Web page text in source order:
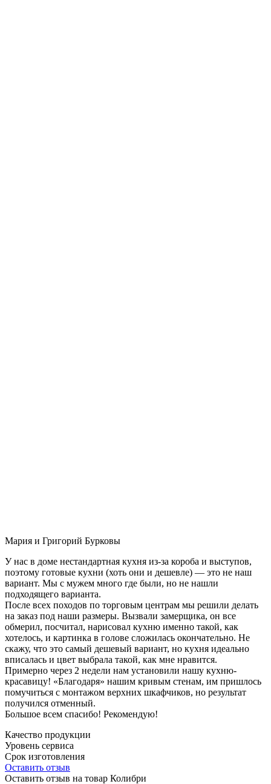
Мария и Григорий Бурковы
У нас в доме нестандартная кухня из-за короба и выступов,
поэтому готовые кухни (хоть они и дешевле) — это не наш
вариант. Мы с мужем много где были, но не нашли
подходящего варианта.
После всех походов по торговым центрам мы решили делать
на заказ под наши размеры. Вызвали замерщика, он все
обмерил, посчитал, нарисовал кухню именно такой, как
хотелось, и картинка в голове сложилась окончательно. Не
скажу, что это самый дешевый вариант, но кухня идеально
вписалась и цвет выбрала такой, как мне нравится.
Примерно через 2 недели нам установили нашу кухню-
красавицу! «Благодаря» нашим кривым стенам, им пришлось
помучиться с монтажом верхних шкафчиков, но результат
получился отменный.
Большое всем спасибо! Рекомендую!
Качество продукции
Уровень сервиса
Срок изготовления
Оставить отзыв
Оставить отзыв на товар Колибри